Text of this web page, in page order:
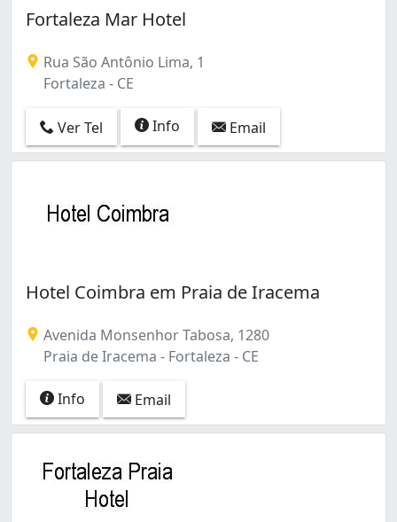
Fortaleza Mar Hotel
Rua São Antônio Lima, 1
Fortaleza - CE
Ver Tel Info Email
Hotel Coimbra em Praia de Iracema
Avenida Monsenhor Tabosa, 1280
Praia de Iracema - Fortaleza - CE
Info Email